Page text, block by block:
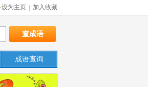
加入收藏
设为主页
成语查询